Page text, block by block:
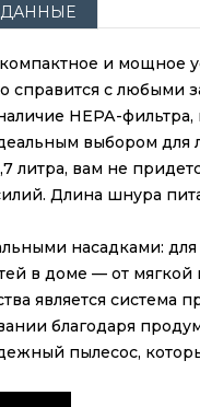
ДАННЫЕ
и
справится с
НЕРА-
выбором
вам не
Длина шнура
насадками:
в доме — от
является система
благодаря
пылесос,